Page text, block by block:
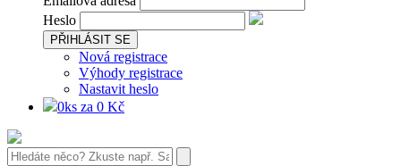
Heslo
PŘIHLÁSIT SE
Nová registrace
Výhody registrace
Nastavit heslo
0ks za 0 Kč